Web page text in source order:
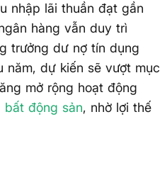
nhập lãi thuần đạt gần
hàng vẫn duy trì
trưởng dư nợ tín dụng
năm, dự kiến sẽ vượt mục
mở rộng hoạt động
bất động sản, nhờ lợi thế